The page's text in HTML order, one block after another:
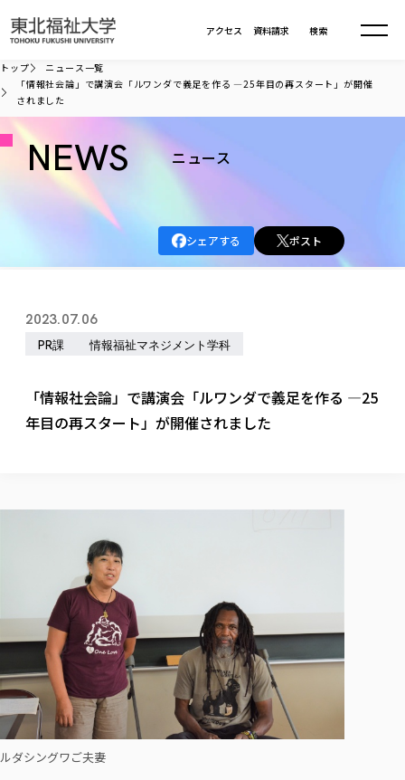
資料請求
アクセス 検索
大学について
大学理念
各種方針
大学の概要
大学の歩み
学生・教職員・卒業生数
校歌の歴史
校章・マーク・カラー
役員・評議員一覧
キャンパス案内
大学の取り組み
大学の取り組み
カリキュラム編成ガイドライン
本学のシラバスについて
研究活動における不正行為の防止等に関する対応
大学広報誌「TFU Newsletter 東北福祉大学通信」
初年次教育（リエゾンゼミⅠ）について
リエゾンゼミ・ナビ（テキスト等）
お役立ち情報（リンク集）
放射線モニタリング測定結果（国見キャンパス）
情報公開
寄附行為
学校教育法施行規則第172条の2に基づく情報公開
教職課程における情報の公表
学部・学科等設置計画履行状況報告書
情報公開規程
学部・大学院
学部・大学院TOP
総合福祉学部
福祉行政学科
共生まちづくり学部
共生まちづくり学部
教育学部
教育学科
健康科学部
情報福祉マネジメント学科
仏教専修科
大学院
大学院
総合福祉学研究科 社会福祉学専攻 修士課程
総合福祉学研究科 社会福祉学専攻 博士課程
総合福祉学研究科 福祉心理学専攻 修士課程
通信教育部
通信教育部
通信制大学院 総合福祉学研究科 社会福祉学専攻 修士課程
通信制大学院 総合福祉学研究科 福祉心理学専攻 修士課程
カリキュラム（学部・大学院）
その他の就学機会
入学試験
進学相談会
就職状況
取得可能な資格・免許
東北福祉大学のキャリアサポート
進路・就職支援
東北福祉大学のキャリア教育
採用ご担当者様へ
センター長の挨拶
求人の受付について
単独学内説明会のご案内
在学生の方
在学生の方
資格取得報奨制度について
東北福祉大学求人・インターンシップ検索サイト（キャリタス
卒業生の方
卒業生の方
卒業後のキャリア支援体制
在学生による訪問、情報提供へのご協力のお願い
卒業生アンケート
よくあるご質問
東北福祉大学のDNA
在学生インタビュー
課外活動 TOP
大学指定団体紹介
国際交流
海外留学・研修
外国人在学生
Prospective Students
学生支援センター国際交流の活動
スタッフ紹介
社会連携・研究 TOP
東北福祉大学の研究活動
東北福祉大学の研究活動
東北福祉大学の研究紹介
共同研究等をご検討の皆様へ
東北福祉大学の紀要・リポジトリ
東北福祉大学の紀要・リポジトリ
研究紀要
教職研究
東北福祉大学教育・教職センター特別支援教育研究年報一覧
芹沢銈介美術工芸館年報
産学・産学官連携
産学・産学官連携
「高齢者のフレイル予防及びデジタルデバイド解消に向けた産
高齢者施設特化型モジュラー車いす開発
学生参加 × 産学官連携 ～ 「行学一如」の実践
社会貢献・地域連携活動
社会貢献・地域連携活動
社会貢献への取り組み
生涯学習・社会人講座
生涯学習・社会人講座
月例TFU実学臨床研究セミナー
特別支援教育研究室
TFU教育フォーラム
関連法人
取材について
施設利用
同窓会
トップ
ニュース一覧
「情報社会論」で講演会「ルワンダで義足を作る —25年目の再スタート」が開催
されました
NEWS ニュース
シェアする ポスト
2023.07.06
PR課 情報福祉マネジメント学科
「情報社会論」で講演会「ルワンダで義足を作る —25
年目の再スタート」が開催されました
ルダシングワご夫妻